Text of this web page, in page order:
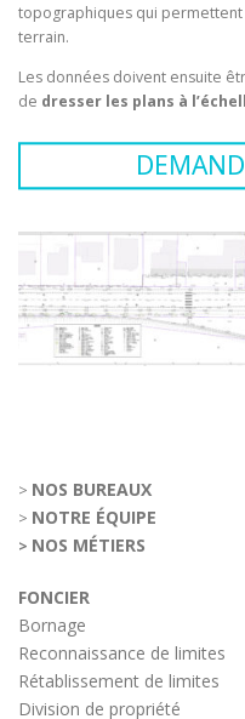
topographiques qui permettent
terrain.
Les données doivent ensuite
de dresser les plans à
> NOS BUREAUX
> NOTRE ÉQUIPE
> NOS MÉTIERS
FONCIER
Bornage
Reconnaissance de limites
Rétablissement de limites
Division de propriété